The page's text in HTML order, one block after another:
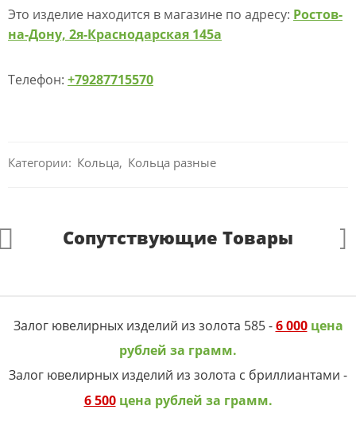
Это изделие находится в магазине по адресу: Ростов-
на-Дону, 2я-Краснодарская 145а
Телефон: +79287715570
Категории: Кольца, Кольца разные
Сопутствующие Товары
Залог ювелирных изделий из золота 585 -6 000цена
рублей за грамм.
Залог ювелирных изделий из золота с бриллиантами -
6 500цена рублей за грамм.